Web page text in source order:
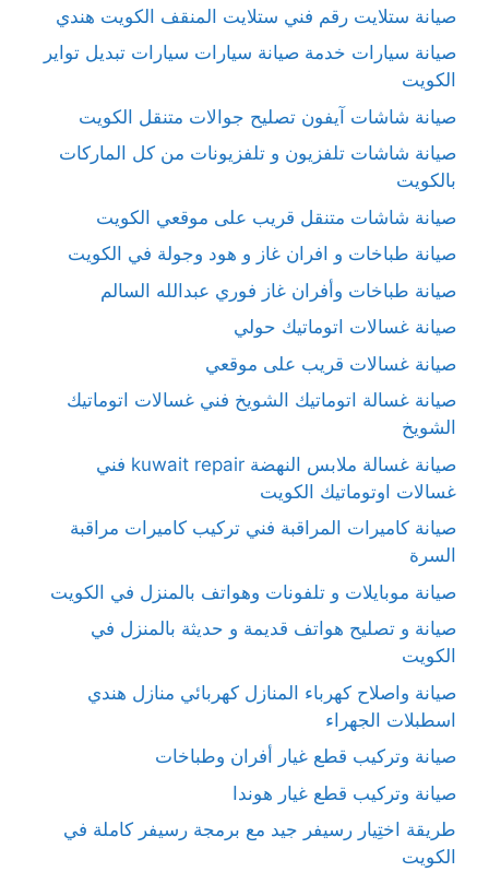
صيانة ستلايت رقم فني ستلايت المنقف الكويت هندي
صيانة سيارات خدمة صيانة سيارات سيارات تبديل تواير
الكويت
صيانة شاشات آيفون تصليح جوالات متنقل الكويت
صيانة شاشات تلفزيون و تلفزيونات من كل الماركات
بالكويت
صيانة شاشات متنقل قريب على موقعي الكويت
صيانة طباخات و افران غاز و هود وجولة في الكويت
صيانة طباخات وأفران غاز فوري عبدالله السالم
صيانة غسالات اتوماتيك حولي
صيانة غسالات قريب على موقعي
صيانة غسالة اتوماتيك الشويخ فني غسالات اتوماتيك
الشويخ
صيانة غسالة ملابس النهضة kuwait repair فني
غسالات اوتوماتيك الكويت
صيانة كاميرات المراقبة فني تركيب كاميرات مراقبة
السرة
صيانة موبايلات و تلفونات وهواتف بالمنزل في الكويت
صيانة و تصليح هواتف قديمة و حديثة بالمنزل في
الكويت
صيانة واصلاح كهرباء المنازل كهربائي منازل هندي
اسطبلات الجهراء
صيانة وتركيب قطع غيار أفران وطباخات
صيانة وتركيب قطع غيار هوندا
طريقة اختِيار رسيفر جيد مع برمجة رسيفر كاملة في
الكويت